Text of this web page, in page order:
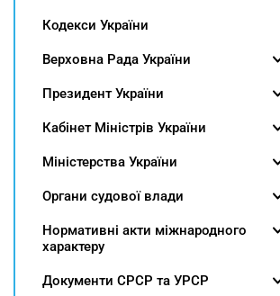
Кодекси України
Верховна Рада України
Президент України
Кабінет Міністрів України
Міністерства України
Органи судової влади
Нормативні акти міжнародного
характеру
Документи СРСР та УРСР